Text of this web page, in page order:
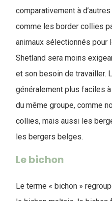
comparativement à
comme les border collies
animaux sélectionnés pour
Shetland sera moins
et son besoin de travailler.
généralement plus faciles
du même groupe, comme
collies, mais aussi les
les bergers belges.
Le bichon
Le terme « bichon »